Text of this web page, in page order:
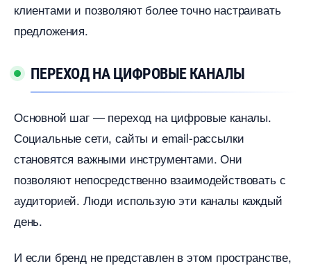
клиентами и позволяют более точно настраивать
предложения.
ПЕРЕХОД НА ЦИФРОВЫЕ КАНАЛЫ
Основной шаг — переход на цифровые каналы.
Социальные сети, сайты и email-рассылки
становятся важными инструментами. Они
позволяют непосредственно взаимодействовать с
аудиторией. Люди использую эти каналы каждый
день.
И если бренд не представлен в этом пространстве,